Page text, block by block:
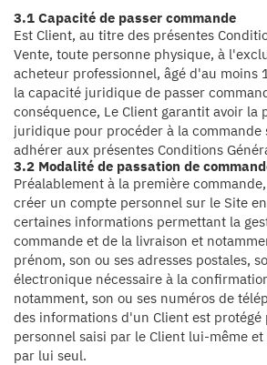
3.1 Capacité de passer commande
Est Client, au titre des présentes
Vente, toute personne physique, à
acheteur professionnel, âgé d'au moins
la capacité juridique de passer
conséquence, Le Client garantit avoir la
juridique pour procéder à la commande
adhérer aux présentes Conditions
3.2 Modalité de passation de
Préalablement à la première
créer un compte personnel sur le Site
certaines informations permettant la
commande et de la livraison et
prénom, son ou ses adresses postales,
électronique nécessaire à la
notamment, son ou ses numéros de
des informations d'un Client est protégé
personnel saisi par le Client lui-même
par lui seul.